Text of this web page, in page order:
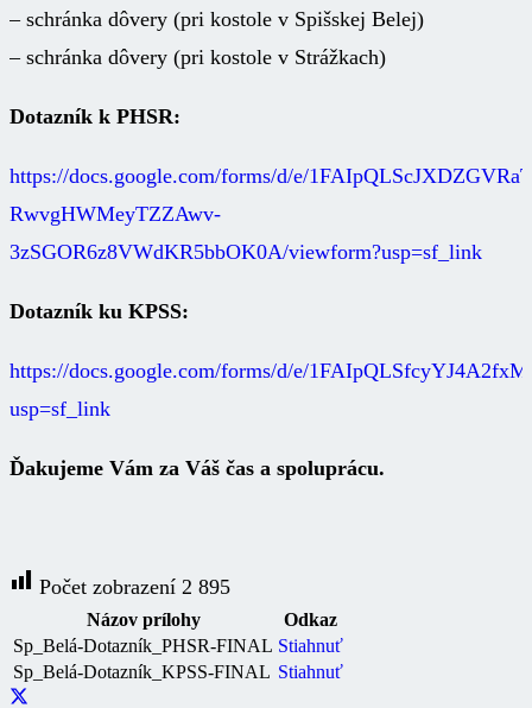
– schránka dôvery (pri kostole v Spišskej Belej)
– schránka dôvery (pri kostole v Strážkach)
Dotazník k PHSR:
https://docs.google.com/forms/d/e/
RwvgHWMeyTZZAwv-
3zSGOR6z8VWdKR5bbOK0A/viewform?usp=sf_link
Dotazník ku KPSS:
https://docs.google.com/forms/d/e/
usp=sf_link
Ďakujeme Vám za Váš čas a spoluprácu.
Počet zobrazení 2 895
Názov prílohy
Odkaz
Sp_Belá-Dotazník_PHSR-FINAL Stiahnuť
Sp_Belá-Dotazník_KPSS-FINAL Stiahnuť